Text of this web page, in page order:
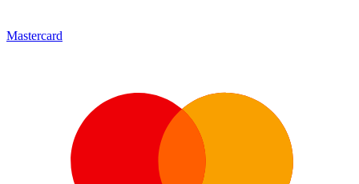
Mastercard